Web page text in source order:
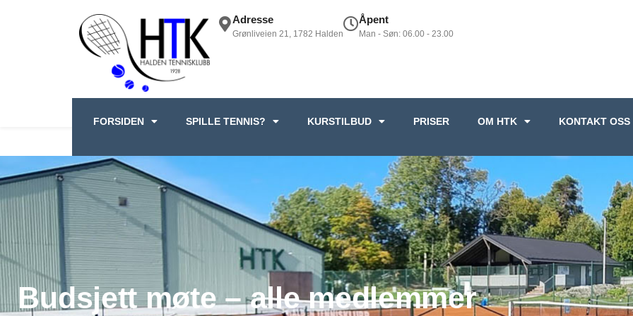
Adresse
Grønliveien 21, 1782 Halden
Åpent
Man - Søn: 06.00 - 23.00
FORSIDEN SPILLE TENNIS? KURSTILBUD PRISER OM HTK KONTAKT OSS
Budsjett møte – alle medlemmer